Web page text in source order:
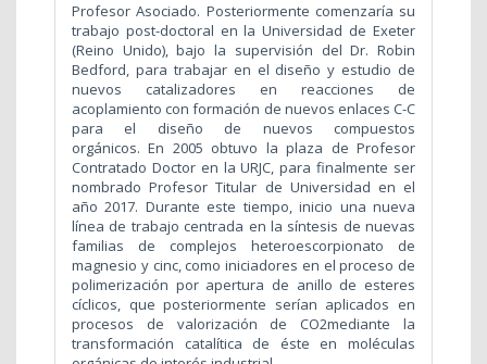
Profesor Asociado. Posteriormente comenzaría su
trabajo post-doctoral en la Universidad de Exeter
(Reino Unido), bajo la supervisión del Dr. Robin
Bedford, para trabajar en el diseño y estudio de
nuevos catalizadores en reacciones de
acoplamiento con formación de nuevos enlaces C-C
para el diseño de nuevos compuestos
orgánicos. En 2005 obtuvo la plaza de Profesor
Contratado Doctor en la URJC, para finalmente ser
nombrado Profesor Titular de Universidad en el
año 2017. Durante este tiempo, inicio una nueva
línea de trabajo centrada en la síntesis de nuevas
familias de complejos heteroescorpionato de
magnesio y cinc, como iniciadores en el proceso de
polimerización por apertura de anillo de esteres
cíclicos, que posteriormente serían aplicados en
procesos de valorización de CO2mediante la
transformación catalítica de éste en moléculas